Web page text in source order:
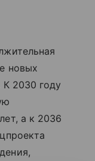
новых
К 2030 году
а к 2036